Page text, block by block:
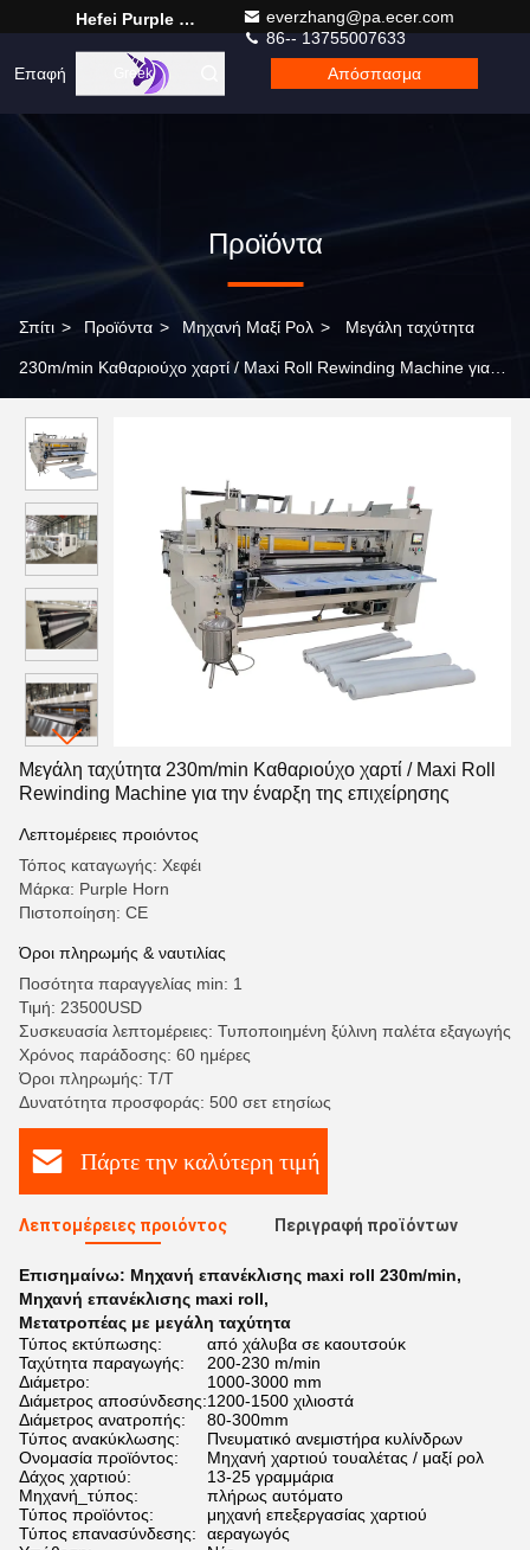
Hefei Purple Horn E-Commerce Co., Ltd.
everzhang@pa.ecer.com
86-- 13755007633
Επαφή
Greek Απόσπασμα
Προϊόντα
Σπίτι > Προϊόντα > Μηχανή Μαξί Ρολ > Μεγάλη ταχύτητα
230m/min Καθαριούχο χαρτί / Maxi Roll Rewinding Machine για
Μεγάλη ταχύτητα 230m/min Καθαριούχο χαρτί / Maxi Roll
Rewinding Machine για την έναρξη της επιχείρησης
Λεπτομέρειες προιόντος
Τόπος καταγωγής: Χεφέι
Μάρκα: Purple Horn
Πιστοποίηση: CE
Όροι πληρωμής & ναυτιλίας
Ποσότητα παραγγελίας min: 1
Τιμή: 23500USD
Συσκευασία λεπτομέρειες: Τυποποιημένη ξύλινη παλέτα εξαγωγής
Χρόνος παράδοσης: 60 ημέρες
Όροι πληρωμής: Τ/Τ
Δυνατότητα προσφοράς: 500 σετ ετησίως
Πάρτε την καλύτερη τιμή
Λεπτομέρειες προιόντος Περιγραφή προϊόντων
Επισημαίνω: Μηχανή επανέκλισης maxi roll 230m/min,
Μηχανή επανέκλισης maxi roll,
Μετατροπέας με μεγάλη ταχύτητα
Τύπος εκτύπωσης:
από χάλυβα σε καουτσούκ
Ταχύτητα παραγωγής:
200-230 m/min
Διάμετρο:
1000-3000 mm
Διάμετρος αποσύνδεσης:1200-1500 χιλιοστά
Διάμετρος ανατροπής:
80-300mm
Τύπος ανακύκλωσης:
Πνευματικό ανεμιστήρα κυλίνδρων
Ονομασία προϊόντος:
Μηχανή χαρτιού τουαλέτας / μαξί ρολ
Δάχος χαρτιού:
13-25 γραμμάρια
Μηχανή_τύπος:
πλήρως αυτόματο
Τύπος προϊόντος:
μηχανή επεξεργασίας χαρτιού
Τύπος επανασύνδεσης:
αεραγωγός